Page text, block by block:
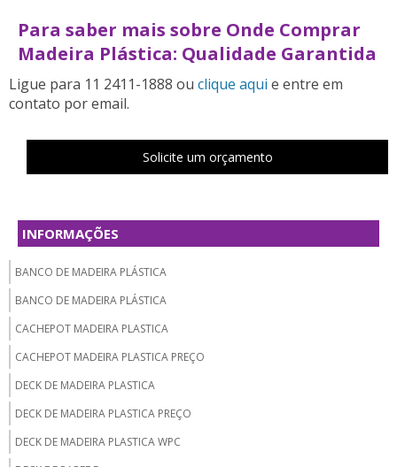
Para saber mais sobre Onde Comprar
Madeira Plástica: Qualidade Garantida
Ligue para 11 2411-1888 ou clique aqui e entre em
contato por email.
Solicite um orçamento
INFORMAÇÕES
BANCO DE MADEIRA PLÁSTICA
BANCO DE MADEIRA PLÁSTICA
CACHEPOT MADEIRA PLASTICA
CACHEPOT MADEIRA PLASTICA PREÇO
DECK DE MADEIRA PLASTICA
DECK DE MADEIRA PLASTICA PREÇO
DECK DE MADEIRA PLASTICA WPC